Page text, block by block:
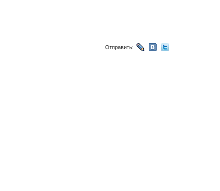
Отправить: